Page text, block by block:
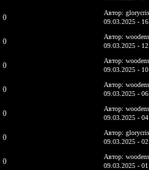
0
Автор:
09.03.2025 -
0
Автор:
09.03.2025 -
0
Автор:
09.03.2025 -
0
Автор:
09.03.2025 -
0
Автор:
09.03.2025 -
0
Автор:
09.03.2025 -
0
Автор:
09.03.2025 -